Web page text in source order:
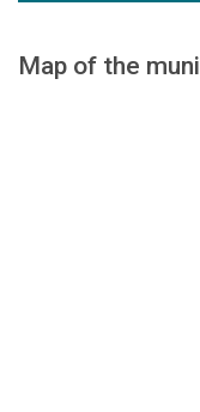
Map of the